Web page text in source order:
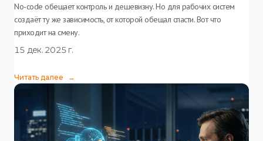
No-code обещает контроль и дешевизну. Но для рабочих систем
создаёт ту же зависимость, от которой обещал спасти. Вот что
приходит на смену.
15 дек. 2025 г.
Читать далее →